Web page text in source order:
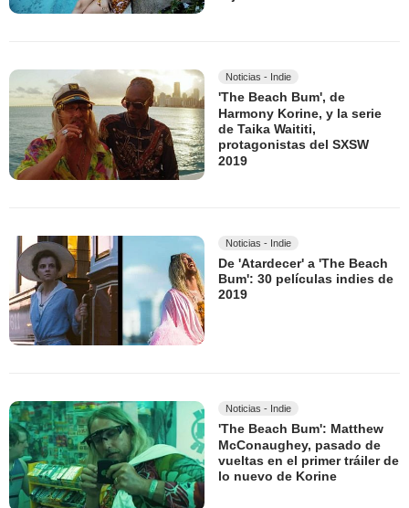
Noticias - Indie
'The Beach Bum', de
Harmony Korine, y la serie
de Taika Waititi,
protagonistas del SXSW
2019
Noticias - Indie
De 'Atardecer' a 'The Beach
Bum': 30 películas indies de
2019
Noticias - Indie
'The Beach Bum': Matthew
McConaughey, pasado de
vueltas en el primer tráiler de
lo nuevo de Korine